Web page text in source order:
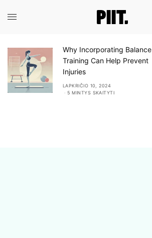
Why Incorporating Balance
Training Can Help Prevent
Injuries
LAPKRIČIO 10, 2024
5 MINTYS SKAITYTI